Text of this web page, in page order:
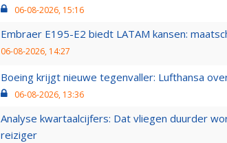
06-08-2026, 15:16
Embraer E195-E2 biedt LATAM kansen:
06-08-2026, 14:27
Boeing krijgt nieuwe tegenvaller: Lufthansa
06-08-2026, 13:36
Analyse kwartaalcijfers: Dat vliegen duurder
reiziger